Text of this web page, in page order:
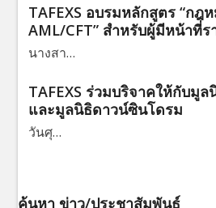
TAFEXS อบรมหลักสูตร “กฎ
AML/CFT” สำหรับผู้มีหน้าที่ร
นางสา…
TAFEXS ร่วมบริจาคให้กับมูล
และมูลนิธิดาวน์ซินโดรม
วันศุ…
ค้นหา ข่าว/ประชาสัมพันธ์